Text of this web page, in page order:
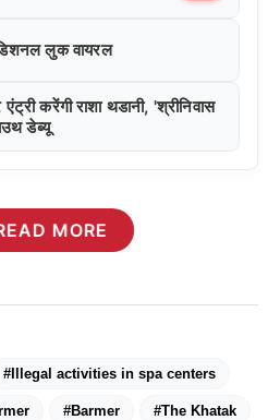
लुक वायरल
करेंगी राशा थडानी, 'श्रीनिवास
डेब्यू
MORE
#Illegal activities in spa centers
#Barmer #The Khatak